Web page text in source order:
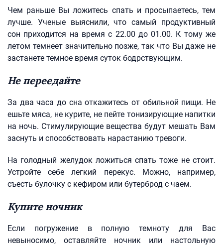
Чем раньше Вы ложитесь спать и просыпаетесь, тем
лучше. Ученые выяснили, что самый продуктивный
сон приходится на время с 22.00 до 01.00. К тому же
летом темнеет значительно позже, так что Вы даже не
застанете темное время суток бодрствующим.
Не переедайте
За два часа до сна откажитесь от обильной пищи. Не
ешьте мяса, не курите, не пейте тонизирующие напитки
на ночь. Стимулирующие вещества будут мешать Вам
заснуть и способствовать нарастанию тревоги.
На голодный желудок ложиться спать тоже не стоит.
Устройте себе легкий перекус. Можно, например,
съесть булочку с кефиром или бутерброд с чаем.
Купите ночник
Если погружение в полную темноту для Вас
невыносимо, оставляйте ночник или настольную